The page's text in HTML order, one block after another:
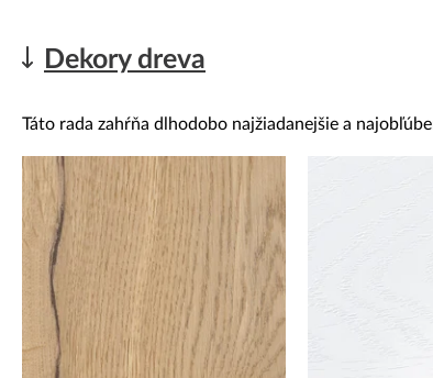
Dekory dreva
Táto rada zahŕňa dlhodobo najžiadanejšie a